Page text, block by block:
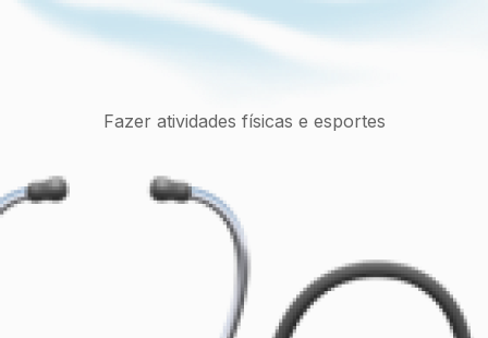
Fazer atividades físicas e esportes